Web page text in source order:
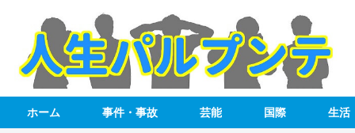
ホーム 事件・事故 芸能 国際 生活